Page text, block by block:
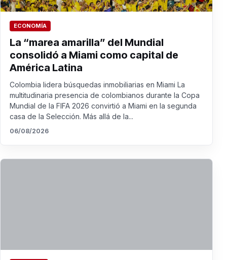
ECONOMÍA
La “marea amarilla” del Mundial
consolidó a Miami como capital de
América Latina
Colombia lidera búsquedas inmobiliarias en Miami La
multitudinaria presencia de colombianos durante la Copa
Mundial de la FIFA 2026 convirtió a Miami en la segunda
casa de la Selección. Más allá de la...
06/08/2026